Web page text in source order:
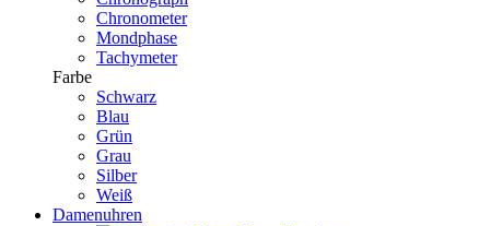
Chronometer
Mondphase
Tachymeter
Farbe
Schwarz
Blau
Grün
Grau
Silber
Weiß
Damenuhren